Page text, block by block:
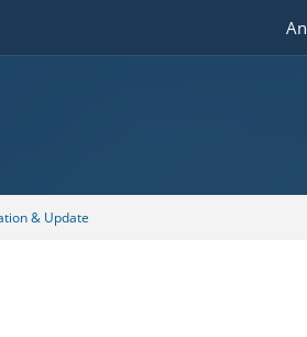
& Update